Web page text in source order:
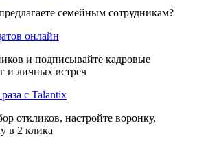
семейным сотрудникам?
онлайн
и подписывайте кадровые
и личных встреч
с Talantix
откликов, настройте воронку,
в 2 клика